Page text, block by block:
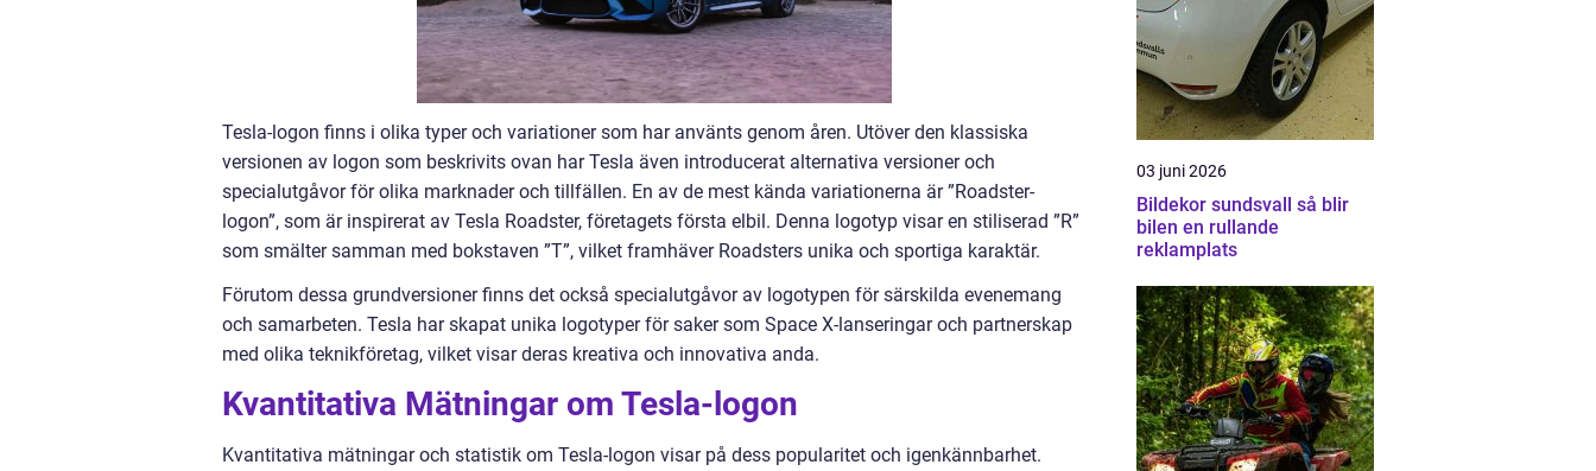
Tesla-logon finns i olika typer och variationer som har använts genom åren. Utöver den klassiska
versionen av logon som beskrivits ovan har Tesla även introducerat alternativa versioner och
specialutgåvor för olika marknader och tillfällen. En av de mest kända variationerna är ”Roadster-
logon”, som är inspirerat av Tesla Roadster, företagets första elbil. Denna logotyp visar en stiliserad ”R”
som smälter samman med bokstaven ”T”, vilket framhäver Roadsters unika och sportiga karaktär.
Förutom dessa grundversioner finns det också specialutgåvor av logotypen för särskilda evenemang
och samarbeten. Tesla har skapat unika logotyper för saker som Space X-lanseringar och partnerskap
med olika teknikföretag, vilket visar deras kreativa och innovativa anda.
Kvantitativa Mätningar om Tesla-logon
Kvantitativa mätningar och statistik om Tesla-logon visar på dess popularitet och igenkännbarhet.
03 juni 2026
Bildekor sundsvall så blir
bilen en rullande
reklamplats